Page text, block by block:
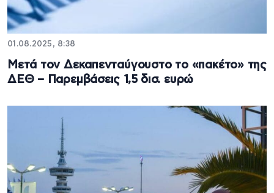
01.08.2025, 8:38
Μετά τον Δεκαπενταύγουστο το «πακέτο» της
ΔΕΘ – Παρεμβάσεις 1,5 δισ. ευρώ